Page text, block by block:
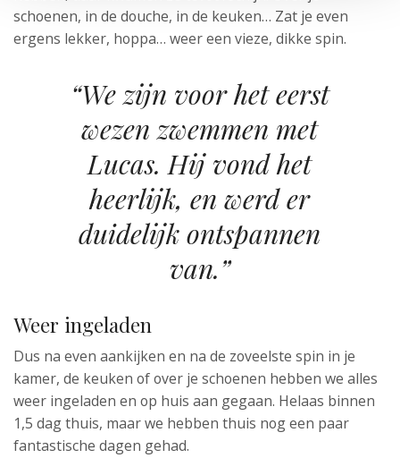
schoenen, in de douche, in de keuken… Zat je even
ergens lekker, hoppa… weer een vieze, dikke spin.
“We zijn voor het eerst
wezen zwemmen met
Lucas. Hij vond het
heerlijk, en werd er
duidelijk ontspannen
van.”
Weer ingeladen
Dus na even aankijken en na de zoveelste spin in je
kamer, de keuken of over je schoenen hebben we alles
weer ingeladen en op huis aan gegaan. Helaas binnen
1,5 dag thuis, maar we hebben thuis nog een paar
fantastische dagen gehad.